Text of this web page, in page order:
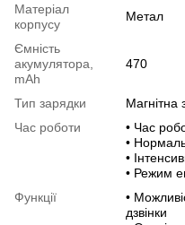
Матеріал
корпусу
Метал
Ємність
акумулятора,
mAh
470
Тип зарядки
Магнітна
Час роботи
• Час
•
•
• Режим
Функції
•
дзвінки